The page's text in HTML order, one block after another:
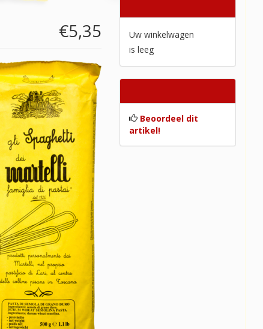
€5,35
Uw winkelwagen
is leeg
Beoordeel dit
artikel!